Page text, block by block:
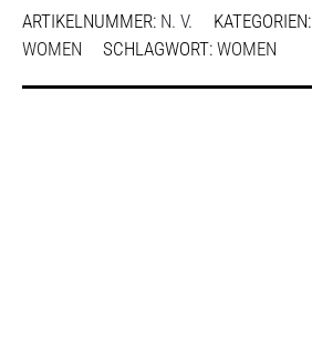
ARTIKELNUMMER: N. V. KATEGORIEN:
WOMEN
SCHLAGWORT: WOMEN